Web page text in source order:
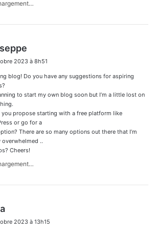
t
2023 à 8h51
blog! Do you have any suggestions for aspiring
to start my own blog soon but I’m a little lost on
you propose starting with a free platform like
or go for a
There are so many options out there that I’m
..
Cheers!
t
2023 à 13h15